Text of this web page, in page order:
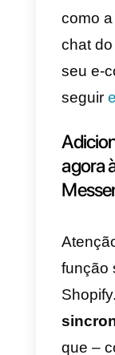
de
ele/
e-
o